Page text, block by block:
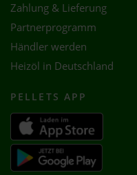
Zahlung & Lieferung
Partnerprogramm
Händler werden
Heizöl in Deutschland
PELLETS APP